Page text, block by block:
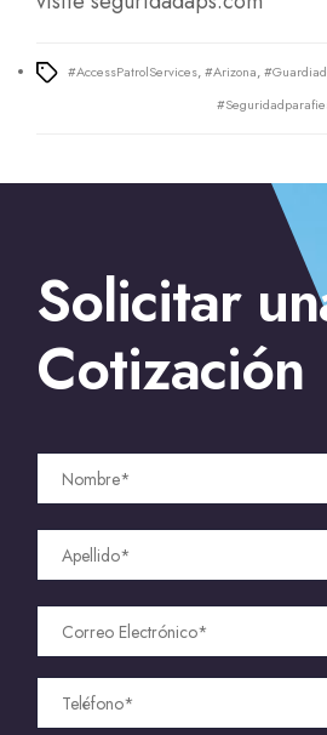
Tags
#AccessPatrolServices,#Arizona,
Contrata guardias de seguridad
María
Empresa de seguridad
en Las Vegas
Solicitar
Cotización